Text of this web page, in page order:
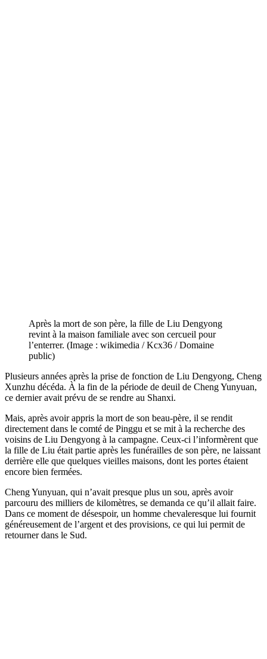
Après la mort de son père, la fille de Liu Dengyong
revint à la maison familiale avec son cercueil pour
l’enterrer. (Image : wikimedia / Kcx36 / Domaine
public)
Plusieurs années après la prise de fonction de Liu Dengyong, Cheng
Xunzhu décéda. À la fin de la période de deuil de Cheng Yunyuan,
ce dernier avait prévu de se rendre au Shanxi.
Mais, après avoir appris la mort de son beau-père, il se rendit
directement dans le comté de Pinggu et se mit à la recherche des
voisins de Liu Dengyong à la campagne. Ceux-ci l’informèrent que
la fille de Liu était partie après les funérailles de son père, ne laissant
derrière elle que quelques vieilles maisons, dont les portes étaient
encore bien fermées.
Cheng Yunyuan, qui n’avait presque plus un sou, après avoir
parcouru des milliers de kilomètres, se demanda ce qu’il allait faire.
Dans ce moment de désespoir, un homme chevaleresque lui fournit
généreusement de l’argent et des provisions, ce qui lui permit de
retourner dans le Sud.